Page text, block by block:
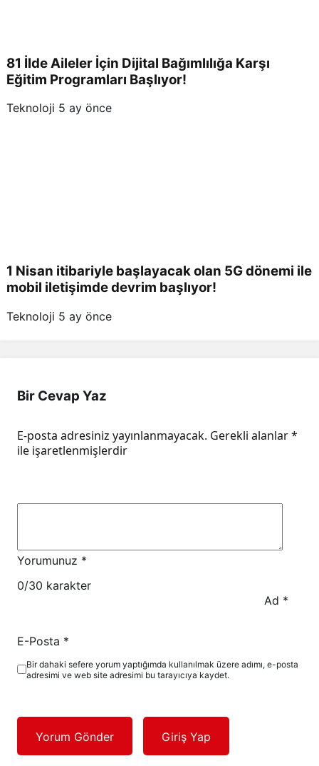
81 İlde Aileler İçin Dijital Bağımlılığa Karşı
Eğitim Programları Başlıyor!
Teknoloji 5 ay önce
1 Nisan itibariyle başlayacak olan 5G dönemi ile
mobil iletişimde devrim başlıyor!
Teknoloji 5 ay önce
Bir Cevap Yaz
E-posta adresiniz yayınlanmayacak. Gerekli alanlar*
ile işaretlenmişlerdir
Yorumunuz *
0/30 karakter
Ad *
E-Posta *
Bir dahaki sefere yorum yaptığımda kullanılmak üzere adımı, e-posta
adresimi ve web site adresimi bu tarayıcıya kaydet.
Yorum Gönder Giriş Yap